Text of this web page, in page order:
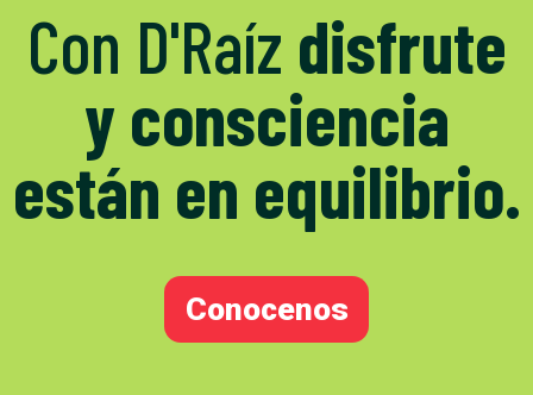
Con D'Raíz disfrute
y consciencia
están en equilibrio.
Conocenos